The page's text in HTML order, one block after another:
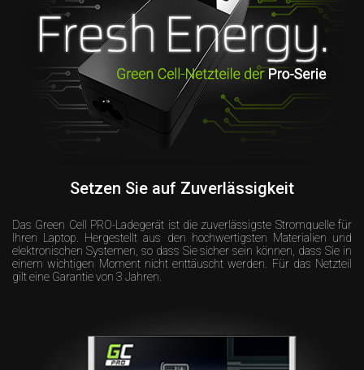
Setzen Sie auf Zuverlässigkeit
Das Green Cell PRO-Ladegerät ist die zuverlässigste Stromquelle für
Ihren Laptop. Hergestellt aus den hochwertigsten Materialien und
elektronischen Systemen, so dass Sie sicher sein können, dass Sie in
einem wichtigen Moment nicht enttäuscht werden. Für das Netzteil
gilt eine Garantie von 3 Jahren.